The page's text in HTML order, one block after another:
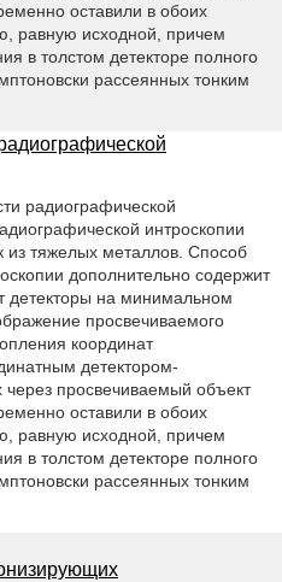
оставили в обоих
равную исходной, причем
в толстом детекторе полного
рассеянных тонким
радиографической
интроскопии
из тяжелых металлов. Способ
дополнительно содержит
детекторы на минимальном
просвечиваемого
координат
детектором-
просвечиваемый объект
оставили в обоих
равную исходной, причем
в толстом детекторе полного
рассеянных тонким